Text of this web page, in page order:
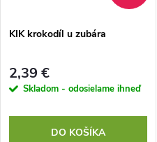
KIK krokodíl u zubára
2,39 €
Skladom - odosielame ihneď
DO KOŠÍKA